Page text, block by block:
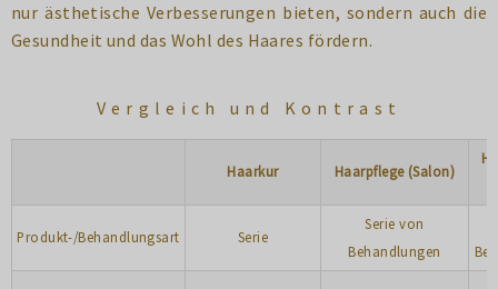
nur ästhetische Verbesserungen bieten, sondern auch die
Gesundheit und das Wohl des Haares fördern.
Vergleich und Kontrast
Haarkur Haarpflege (Salon)
Produkt-/Behandlungsart Serie
Serie von
Behandlungen